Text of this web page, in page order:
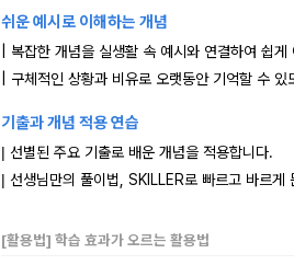
쉬운 예시로 이해하는 개념
| 복잡한 개념을 실생활 속 예시와 연결하여 쉽게
| 구체적인 상황과 비유로 오랫동안 기억할 수 있
기출과 개념 적용 연습
| 선별된 주요 기출로 배운 개념을 적용합니다.
| 선생님만의 풀이법, SKILLER로 빠르고 바르게
[활용법] 학습 효과가 오르는 활용법